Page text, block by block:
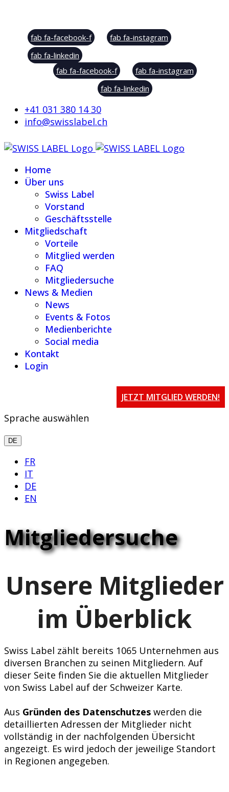
fab fa-facebook-f
fab fa-instagram
fab fa-linkedin
fab fa-facebook-f
fab fa-instagram
fab fa-linkedin
+41 031 380 14 30
info@swisslabel.ch
Home
Über uns
Swiss Label
Vorstand
Geschäftsstelle
Mitgliedschaft
Vorteile
Mitglied werden
FAQ
Mitgliedersuche
News & Medien
News
Events & Fotos
Medienberichte
Social media
Kontakt
Login
JETZT MITGLIED WERDEN!
Sprache auswählen
DE
FR
IT
DE
EN
Mitgliedersuche
Unsere Mitglieder
im Überblick
Swiss Label zählt bereits 1065 Unternehmen aus
diversen Branchen zu seinen Mitgliedern. Auf
dieser Seite finden Sie die aktuellen Mitglieder
von Swiss Label auf der Schweizer Karte.
Aus Gründen des Datenschutzes werden die
detaillierten Adressen der Mitglieder nicht
vollständig in der nachfolgenden Übersicht
angezeigt. Es wird jedoch der jeweilige Standort
in Regionen angegeben.